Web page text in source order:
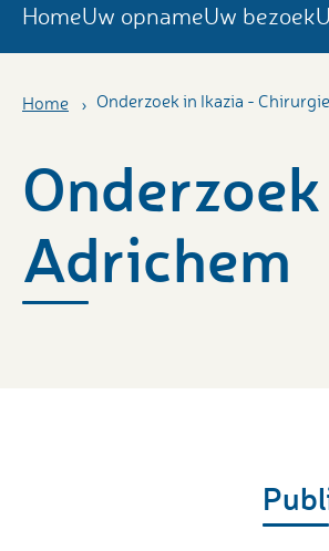
HomeUw opnameUw bezoek
Home Onderzoek in Ikazia -
Adrichem